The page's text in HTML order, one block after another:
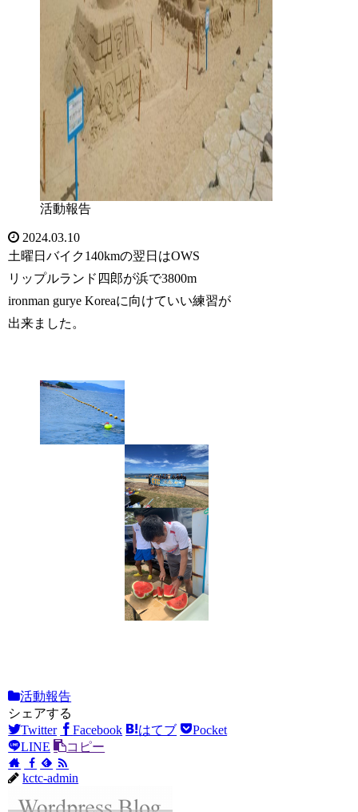
活動報告
2024.03.10
土曜日バイク140kmの翌日はOWS
リップルランド四郎が浜で3800m
ironman gurye Koreaに向けていい練習が
出来ました。
活動報告
シェアする
Twitter
Facebook はてブ
Pocket
LINE
コピー
kctc-admin